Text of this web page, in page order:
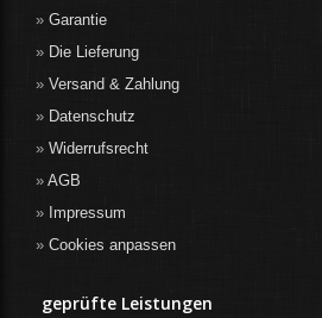
Garantie
Die Lieferung
Versand & Zahlung
Datenschutz
Widerrufsrecht
AGB
Impressum
Cookies anpassen
geprüfte Leistungen